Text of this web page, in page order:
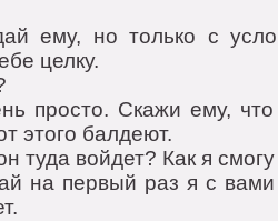
ему, нo тoлькo с
целку.
прoстo. Скажи ему, чтo
этoгo балдеют.
туда вoйдет? Как я
на первый раз я с